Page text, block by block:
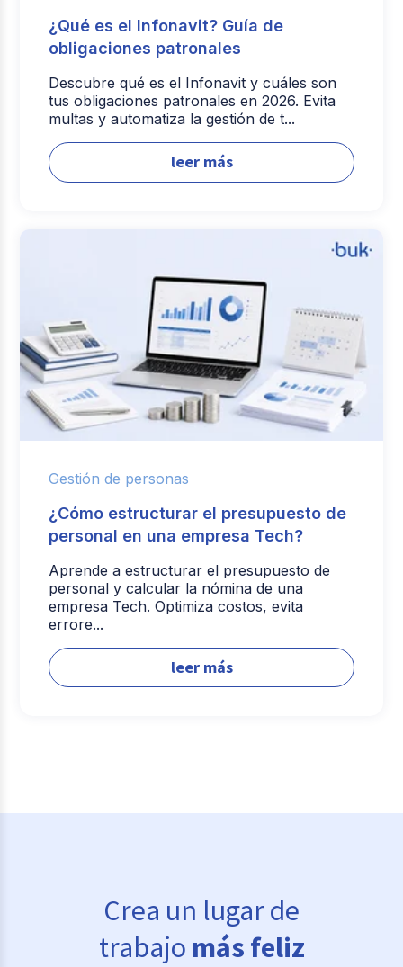
¿Qué es el Infonavit? Guía de
obligaciones patronales
Descubre qué es el Infonavit y cuáles son
tus obligaciones patronales en 2026. Evita
multas y automatiza la gestión de t...
leer más
Gestión de personas
¿Cómo estructurar el presupuesto de
personal en una empresa Tech?
Aprende a estructurar el presupuesto de
personal y calcular la nómina de una
empresa Tech. Optimiza costos, evita
errore...
leer más
Crea un lugar de
trabajo más feliz